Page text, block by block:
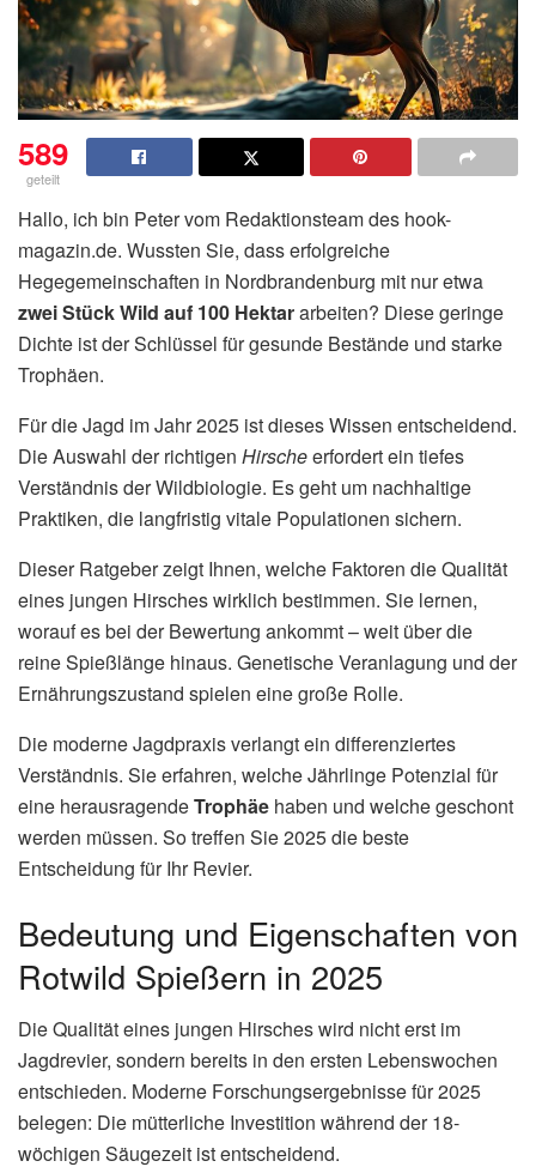
589
geteilt
Hallo, ich bin Peter vom Redaktionsteam des hook-
magazin.de. Wussten Sie, dass erfolgreiche
Hegegemeinschaften in Nordbrandenburg mit nur etwa
zwei Stück Wild auf 100 Hektararbeiten? Diese geringe
Dichte ist der Schlüssel für gesunde Bestände und starke
Trophäen.
Für die Jagd im Jahr 2025 ist dieses Wissen entscheidend.
Die Auswahl der richtigen Hirscheerfordert ein tiefes
Verständnis der Wildbiologie. Es geht um nachhaltige
Praktiken, die langfristig vitale Populationen sichern.
Dieser Ratgeber zeigt Ihnen, welche Faktoren die Qualität
eines jungen Hirsches wirklich bestimmen. Sie lernen,
worauf es bei der Bewertung ankommt – weit über die
reine Spießlänge hinaus. Genetische Veranlagung und der
Ernährungszustand spielen eine große Rolle.
Die moderne Jagdpraxis verlangt ein differenziertes
Verständnis. Sie erfahren, welche Jährlinge Potenzial für
eine herausragendeTrophäe haben und welche geschont
werden müssen. So treffen Sie 2025 die beste
Entscheidung für Ihr Revier.
Bedeutung und Eigenschaften von
Rotwild Spießern in 2025
Die Qualität eines jungen Hirsches wird nicht erst im
Jagdrevier, sondern bereits in den ersten Lebenswochen
entschieden. Moderne Forschungsergebnisse für 2025
belegen: Die mütterliche Investition während der 18-
wöchigen Säugezeit ist entscheidend.